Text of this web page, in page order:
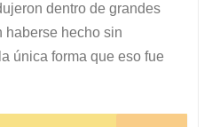
dentro de grandes
haberse hecho sin
única forma que eso fue